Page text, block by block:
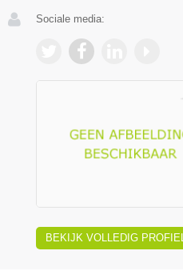
Sociale media:
BEKIJK VOLLEDIG PROFIEL